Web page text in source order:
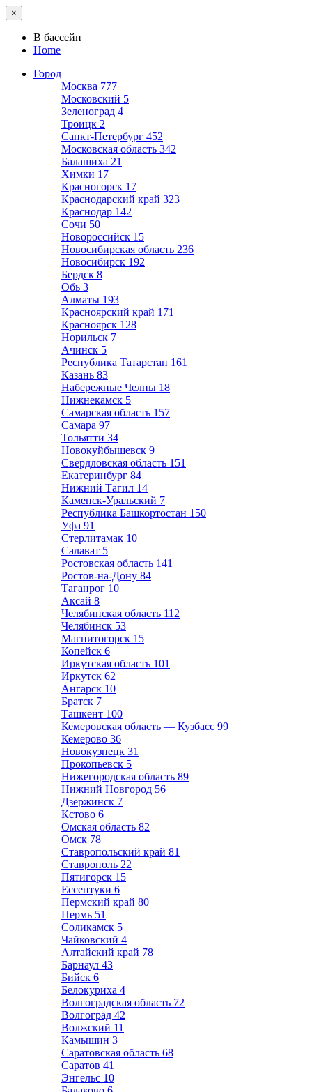
×
В бассейн
Home
Город
Москва 777
Московский 5
Зеленоград 4
Троицк 2
Санкт-Петербург 452
Московская область 342
Балашиха 21
Химки 17
Красногорск 17
Краснодарский край 323
Краснодар 142
Сочи 50
Новороссийск 15
Новосибирская область 236
Новосибирск 192
Бердск 8
Обь 3
Алматы 193
Красноярский край 171
Красноярск 128
Норильск 7
Ачинск 5
Республика Татарстан 161
Казань 83
Набережные Челны 18
Нижнекамск 5
Самарская область 157
Самара 97
Тольятти 34
Новокуйбышевск 9
Свердловская область 151
Екатеринбург 84
Нижний Тагил 14
Каменск-Уральский 7
Республика Башкортостан 150
Уфа 91
Стерлитамак 10
Салават 5
Ростовская область 141
Ростов-на-Дону 84
Таганрог 10
Аксай 8
Челябинская область 112
Челябинск 53
Магнитогорск 15
Копейск 6
Иркутская область 101
Иркутск 62
Ангарск 10
Братск 7
Ташкент 100
Кемеровская область — Кузбасс 99
Кемерово 36
Новокузнецк 31
Прокопьевск 5
Нижегородская область 89
Нижний Новгород 56
Дзержинск 7
Кстово 6
Омская область 82
Омск 78
Ставропольский край 81
Ставрополь 22
Пятигорск 15
Ессентуки 6
Пермский край 80
Пермь 51
Соликамск 5
Чайковский 4
Алтайский край 78
Барнаул 43
Бийск 6
Белокуриха 4
Волгоградская область 72
Волгоград 42
Волжский 11
Камышин 3
Саратовская область 68
Саратов 41
Энгельс 10